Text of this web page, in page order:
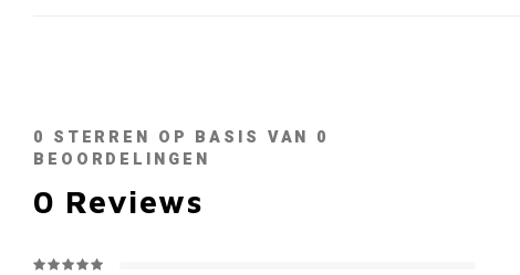
0 STERREN OP BASIS VAN 0
BEOORDELINGEN
0 Reviews